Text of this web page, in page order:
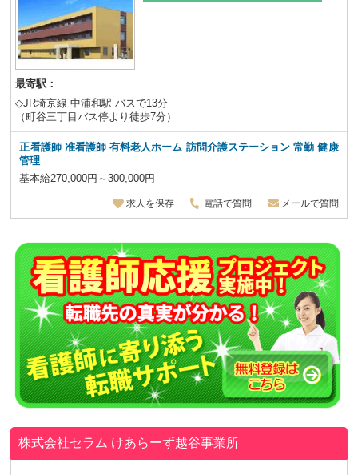
最寄駅：
◇JR埼京線 中浦和駅 バスで13分
（町谷三丁目バス停より徒歩7分）
正看護師 准看護師 有料老人ホーム 訪問介護ステーション 常勤 健康
管理
基本給270,000円～300,000円
求人を保存 電話で質問 メールで質問
株式会社セラム けあらーず越谷事業所